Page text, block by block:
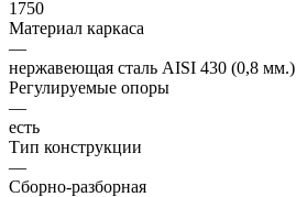
1750
Материал каркаса
—
нержавеющая сталь AISI 430 (0,8 мм.)
Регулируемые опоры
—
есть
Тип конструкции
—
Сборно-разборная